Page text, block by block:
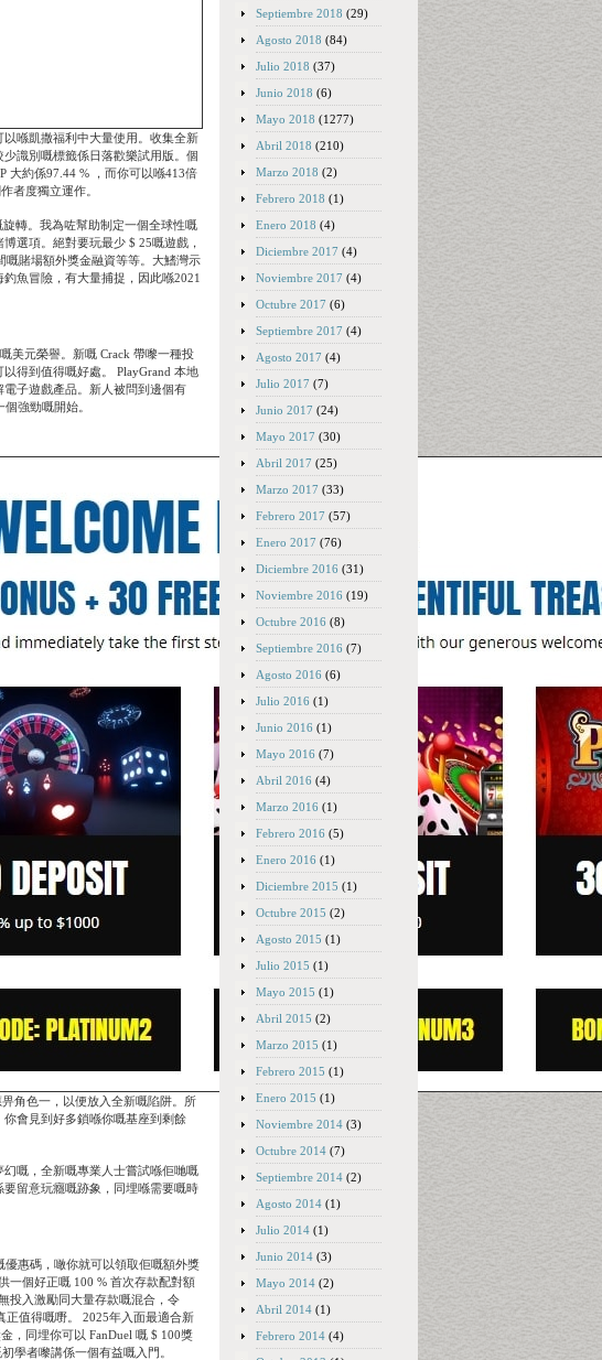
喺凱撒福利中大量使用。收集全新
識別嘅標籤係日落歡樂試用版。個
大約係97.44 % ，而你可以喺413倍
者度獨立運作。
轉。我為咗幫助制定一個全球性嘅
選項。絕對要玩最少 $ 25嘅遊戲，
嘅賭場額外獎金融資等等。大鰭灣示
魚冒險，有大量捕捉，因此喺2021
美元榮譽。新嘅 Crack 帶嚟一種投
得到值得嘅好處。 PlayGrand 本地
子遊戲產品。新人被問到邊個有
強勁嘅開始。
角色一，以便放入全新嘅陷阱。所
會見到好多鎖喺你嘅基座到剩餘
嘅，全新嘅專業人士嘗試喺佢哋嘅
留意玩癮嘅跡象，同埋喺需要嘅時
惠碼，噉你就可以領取佢嘅額外獎
一個好正嘅 100 % 首次存款配對額
投入激勵同大量存款嘅混合，令
正值得嘅嘢。 2025年入面最適合新
，同埋你可以 FanDuel 嘅 $ 100獎
學者嚟講係一個有益嘅入門。
Septiembre 2018 (29)
Agosto 2018 (84)
Julio 2018 (37)
Junio 2018 (6)
Mayo 2018 (1277)
Abril 2018 (210)
Marzo 2018 (2)
Febrero 2018 (1)
Enero 2018 (4)
Diciembre 2017 (4)
Noviembre 2017 (4)
Octubre 2017 (6)
Septiembre 2017 (4)
Agosto 2017 (4)
Julio 2017 (7)
Junio 2017 (24)
Mayo 2017 (30)
Abril 2017 (25)
Marzo 2017 (33)
Febrero 2017 (57)
Enero 2017 (76)
Diciembre 2016 (31)
Noviembre 2016 (19)
Octubre 2016 (8)
Septiembre 2016 (7)
Agosto 2016 (6)
Julio 2016 (1)
Junio 2016 (1)
Mayo 2016 (7)
Abril 2016 (4)
Marzo 2016 (1)
Febrero 2016 (5)
Enero 2016 (1)
Diciembre 2015 (1)
Octubre 2015 (2)
Agosto 2015 (1)
Julio 2015 (1)
Mayo 2015 (1)
Abril 2015 (2)
Marzo 2015 (1)
Febrero 2015 (1)
Enero 2015 (1)
Noviembre 2014 (3)
Octubre 2014 (7)
Septiembre 2014 (2)
Agosto 2014 (1)
Julio 2014 (1)
Junio 2014 (3)
Mayo 2014 (2)
Abril 2014 (1)
Febrero 2014 (4)